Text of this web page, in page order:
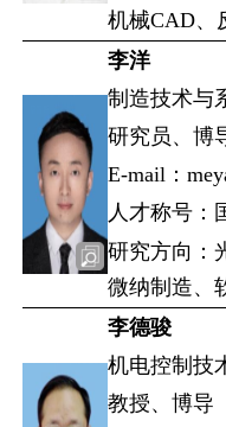
机械CAD、
李洋
制造技术与
研究员、博
E-mail：
人才称号：
研究方向：
微纳制造、
李德骏
机电控制技
教授、博导